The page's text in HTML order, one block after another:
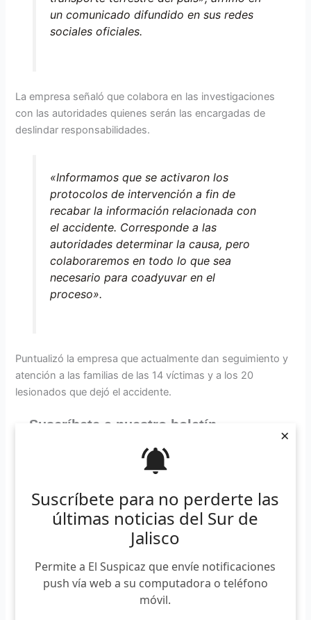
Suscríbete para no perderte las
últimas noticias del Sur de
Jalisco
Permite a El Suspicaz que envíe notificaciones
push vía web a su computadora o teléfono
móvil.
×
un comunicado difundido en sus redes
sociales oficiales.
La empresa señaló que colabora en las investigaciones
con las autoridades quienes serán las encargadas de
deslindar responsabilidades.
«Informamos que se activaron los
protocolos de intervención a fin de
recabar la información relacionada con
el accidente. Corresponde a las
autoridades determinar la causa, pero
colaboraremos en todo lo que sea
necesario para coadyuvar en el
proceso».
Puntualizó la empresa que actualmente dan seguimiento y
atención a las familias de las 14 víctimas y a los 20
lesionados que dejó el accidente.
Suscríbete a nuestro boletín